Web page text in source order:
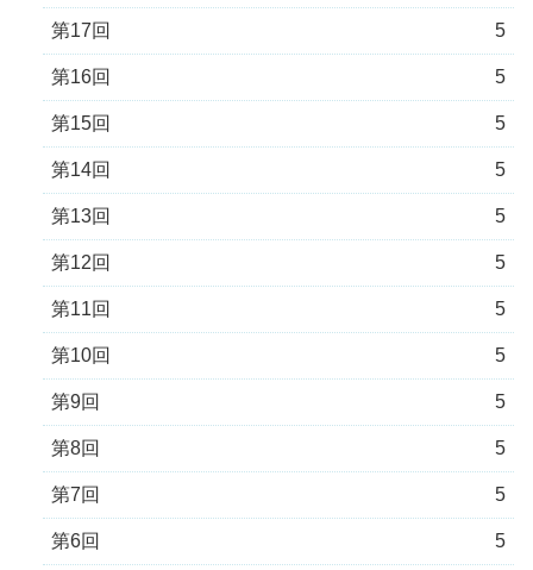
第17回 5
第16回 5
第15回 5
第14回 5
第13回 5
第12回 5
第11回 5
第10回 5
第9回 5
第8回 5
第7回 5
第6回 5